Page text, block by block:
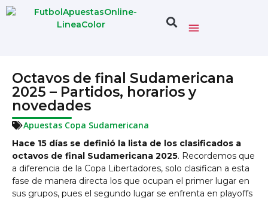
Octavos de final Sudamericana
2025 – Partidos, horarios y
novedades
Apuestas Copa Sudamericana
Hace 15 días se definió la lista de los clasificados a
octavos de final Sudamericana 2025. Recordemos que
a diferencia de la Copa Libertadores, solo clasifican a esta
fase de manera directa los que ocupan el primer lugar en
sus grupos, pues el segundo lugar se enfrenta en playoffs